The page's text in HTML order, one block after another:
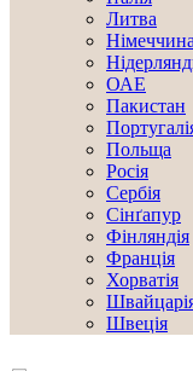
Литва
Німеччина
ОАЕ
Пакистан
Польща
Росія
Сербія
Сінґапур
Фінляндія
Франція
Хорватія
Швеція